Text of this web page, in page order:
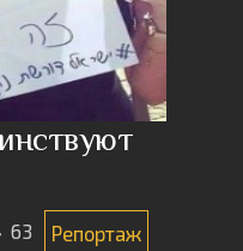
63 Репортаж